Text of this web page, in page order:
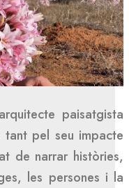
paisatgista
pel seu impacte
de narrar històries,
les persones i la